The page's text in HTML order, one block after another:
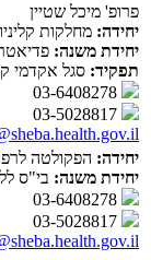
פרופ' מיכל שטיין
יחידה: מחלקות
יחידת משנה:
תפקיד: סגל אקדמי
יחידה: הפקולטה
יחידת משנה: בי"ס